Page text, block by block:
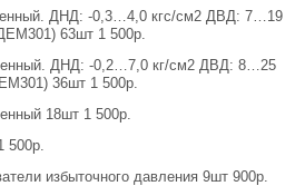
ДНД: -0,3…4,0 кгс/см2 ДВД: 7…19
63шт 1 500р.
ДНД: -0,2…7,0 кг/см2 ДВД: 8…25
36шт 1 500р.
18шт 1 500р.
500р.
избыточного давления 9шт 900р.